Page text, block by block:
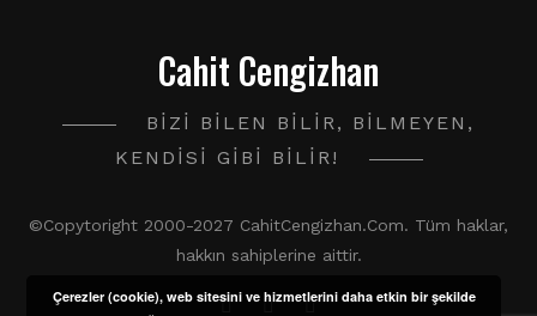
Cahit Cengizhan
BIZI BILEN BILIR, BILMEYEN,
KENDISI GIBI BILIR!
©Copytoright 2000-2027 CahitCengizhan.Com. Tüm haklar,
hakkın sahiplerine aittir.
Çerezler (cookie), web sitesini ve hizmetlerini daha etkin bir şekilde